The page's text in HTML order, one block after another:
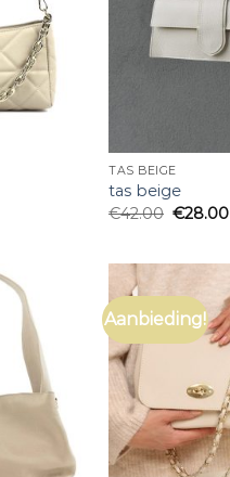
TAS BEIGE
tas beige
€42.00 €28.00
Aanbieding!